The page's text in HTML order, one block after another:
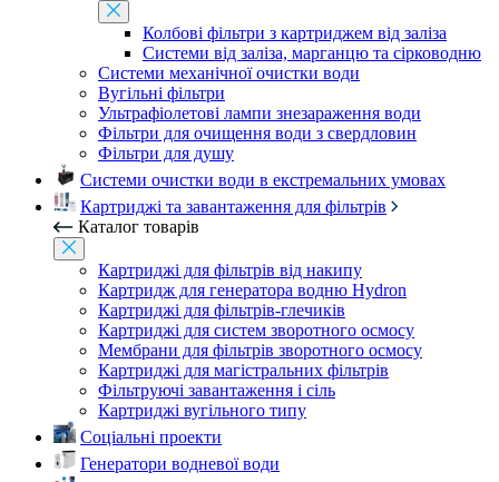
Колбові фільтри з картриджем від заліза
Системи від заліза, марганцю та сірководню
Системи механічної очистки води
Вугільні фільтри
Ультрафіолетові лампи знезараження води
Фільтри для очищення води з свердловин
Фільтри для душу
Системи очистки води в екстремальних умовах
Картриджі та завантаження для фільтрів
Каталог товарів
Картриджі для фільтрів від накипу
Картридж для генератора водню Hydron
Картриджі для фільтрів-глечиків
Картриджі для систем зворотного осмосу
Мембрани для фільтрів зворотного осмосу
Картриджі для магістральних фільтрів
Фільтруючі завантаження і сіль
Картриджі вугільного типу
Соціальні проекти
Генератори водневої води